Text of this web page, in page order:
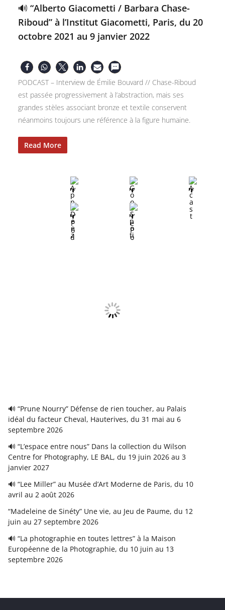
🔊 “Alberto Giacometti / Barbara Chase-
Riboud” à l’Institut Giacometti, Paris, du 20
octobre 2021 au 9 janvier 2022
PODCAST – Interview de Émilie Bouvard // Chase-Riboud
est passée progressivement à l’abstraction, mais ses
grandes stèles associant bronze et textile conservent
néanmoins toujours une référence à la figure humaine.
Read More
🔊 “Prune Nourry” Défense de rien toucher, au Palais
idéal du facteur Cheval, Hauterives, du 31 mai au 6
septembre 2026
🔊 “L’espace entre nous” Dans la collection du Wilson
Centre for Photography, LE BAL, du 19 juin 2026 au 3
janvier 2027
🔊 “Lee Miller” au Musée d’Art Moderne de Paris, du 10
avril au 2 août 2026
“Madeleine de Sinéty” Une vie, au Jeu de Paume, du 12
juin au 27 septembre 2026
🔊 “La photographie en toutes lettres” à la Maison
Européenne de la Photographie, du 10 juin au 13
septembre 2026